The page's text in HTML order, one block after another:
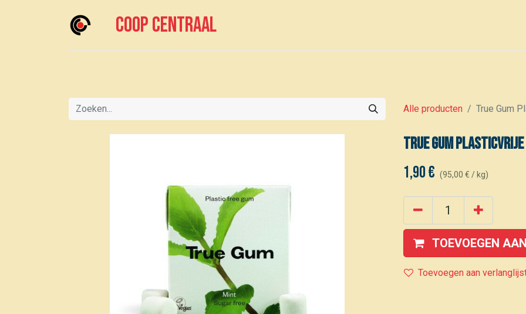
Coop centraal
Alle producten True Gum
True Gum
1,90€ (95,00 € / kg)
TOEVOEGEN
Toevoegen aan